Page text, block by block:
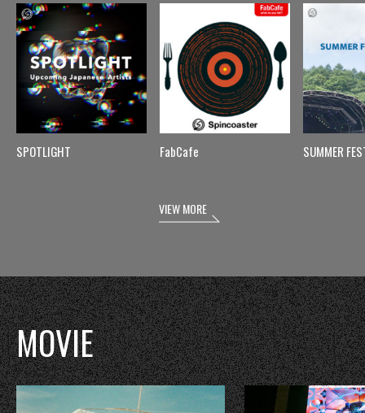
SPOTLIGHT FabCafe SUMMER
VIEW MORE
MOVIE